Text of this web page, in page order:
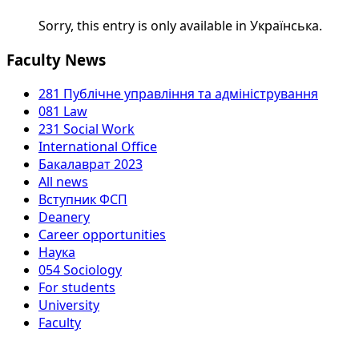
Sorry, this entry is only available in Українська.
Faculty News
281 Публічне управління та адміністрування
081 Law
231 Social Work
International Office
Бакалаврат 2023
All news
Вступник ФСП
Deanery
Career opportunities
Наука
054 Sociology
For students
University
Faculty